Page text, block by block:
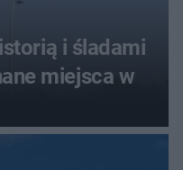
i śladami
miejsca w